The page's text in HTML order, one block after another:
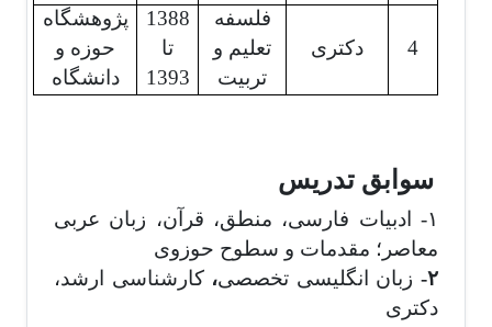
4 دکتری
فلسفه
تعلیم و
تربیت
1388
تا
1393
پژوهشگاه
حوزه و
دانشگاه
سوابق تدریس
۱- ادبیات فارسی، منطق، قرآن، زبان عربی
معاصر؛ مقدمات و سطوح حوزوی
۲-
زبان انگلیسی تخصصی،کارشناسی ارشد،
دکتری